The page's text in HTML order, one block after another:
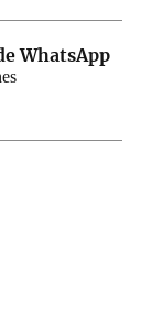
WhatsApp